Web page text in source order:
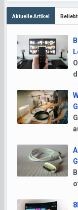
Aktuelle Artikel